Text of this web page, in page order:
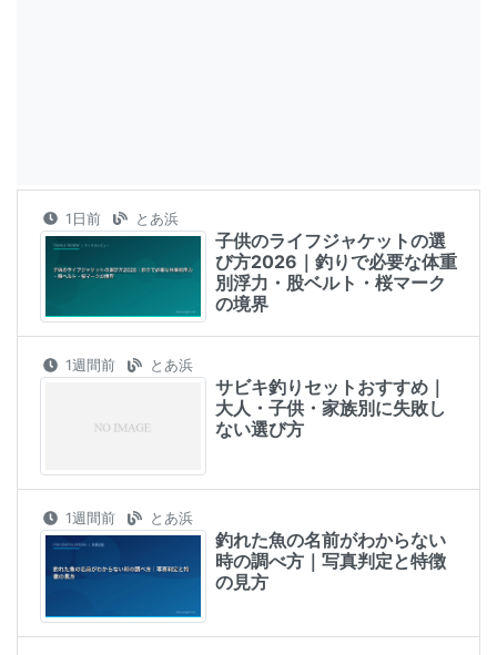
1日前 とあ浜
子供のライフジャケットの選
び方2026｜釣りで必要な体重
別浮力・股ベルト・桜マーク
の境界
1週間前 とあ浜
サビキ釣りセットおすすめ｜
大人・子供・家族別に失敗し
ない選び方
1週間前 とあ浜
釣れた魚の名前がわからない
時の調べ方｜写真判定と特徴
の見方